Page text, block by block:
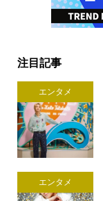
注目記事
エンタメ
エンタメ